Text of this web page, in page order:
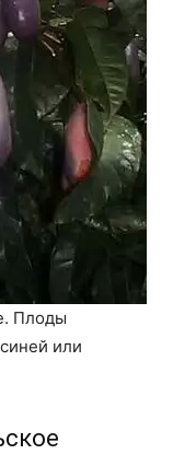
Плоды
или